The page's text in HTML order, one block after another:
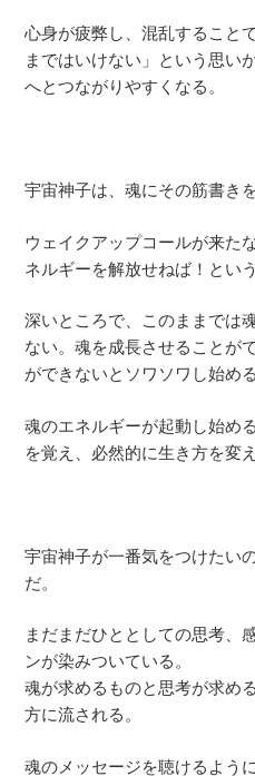
心身が疲弊し、混乱すること
まではいけない」という思い
へとつながりやすくなる。
宇宙神子は、魂にその筋書き
ウェイクアップコールが来た
ネルギーを解放せねば！とい
深いところで、このままでは
ない。魂を成長させることが
ができないとソワソワし始める
魂のエネルギーが起動し始め
を覚え、必然的に生き方を変
宇宙神子が一番気をつけたい
だ。
まだまだひととしての思考、
ンが染みついている。
魂が求めるものと思考が求め
方に流される。
魂のメッセージを聴けるよう